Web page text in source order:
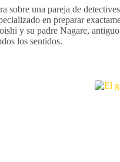
sobre una pareja de
en preparar
y su padre Nagare,
los sentidos.